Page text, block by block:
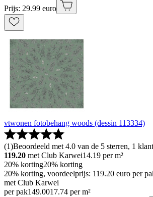
Prijs: 29.99 euro
vtwonen fotobehang woods (dessin 113334)
(1)Beoordeeld met 4.0 van de 5 sterren, 1
119.20 met Club Karwei14.19 per m²
20% korting20% korting
20% korting, voordeelprijs: 119.20 euro per
met Club Karwei
per pak149.0017.74 per m²